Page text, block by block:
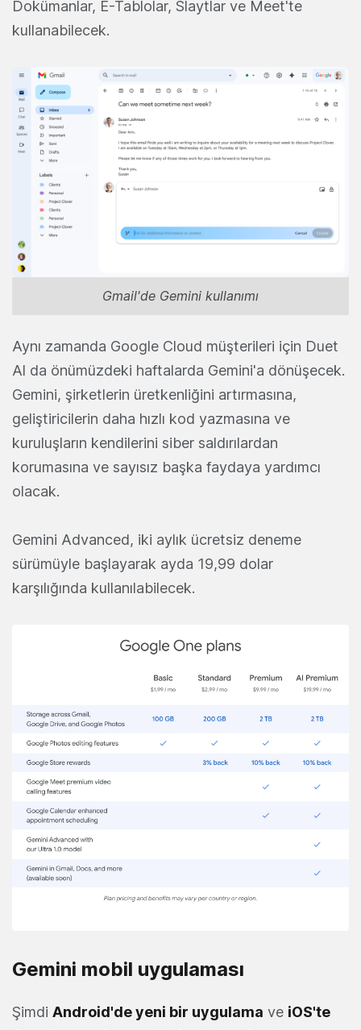
Dokümanlar, E-Tablolar, Slaytlar ve Meet'te
kullanabilecek.
Gmail'de Gemini kullanımı
Aynı zamanda Google Cloud müşterileri için Duet
Al da önümüzdeki haftalarda Gemini'a dönüşecek.
Gemini, şirketlerin üretkenliğini artırmasına,
geliştiricilerin daha hızlı kod yazmasına ve
kuruluşların kendilerini siber saldırılardan
korumasına ve sayısız başka faydaya yardımcı
olacak.
Gemini Advanced, iki aylık ücretsiz deneme
sürümüyle başlayarak ayda 19,99 dolar
karşılığında kullanılabilecek.
Gemini mobil uygulaması
Şimdi Android'de yeni bir uygulama ve iOS'te